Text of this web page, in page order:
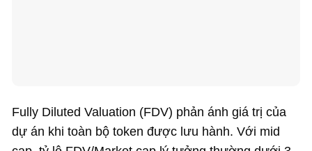
Fully Diluted Valuation (FDV) phản ánh giá trị của
dự án khi toàn bộ token được lưu hành. Với mid